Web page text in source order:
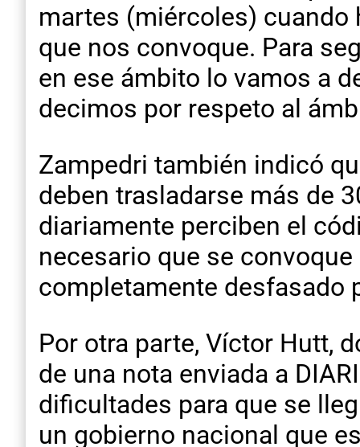
martes (miércoles) cuando
que nos convoque. Para
en ese ámbito lo vamos a
decimos por respeto al
Zampedri también indicó
deben trasladarse más de
diariamente perciben el
necesario que se
completamente desfasado
Por otra parte, Víctor Hutt,
de una nota enviada a
dificultades para que se
un gobierno nacional que